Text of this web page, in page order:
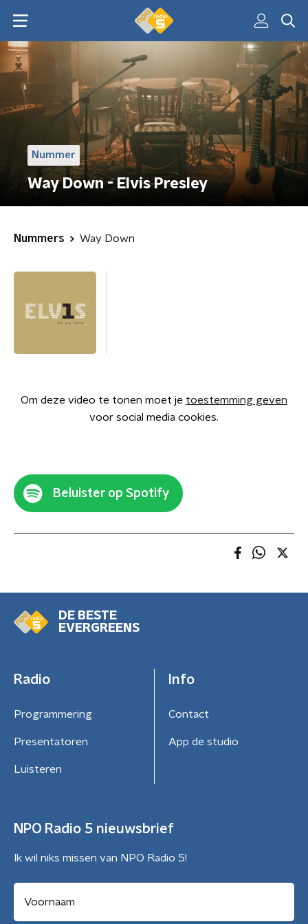
Nummer
Way Down - Elvis Presley
Nummers Way Down
Om deze video te tonen moet je toestemming geven
voor social media cookies.
Beluister op Spotify
DE BESTE
EVERGREENS
Radio
Programmering
Presentatoren
Luisteren
Info
Contact
App de studio
NPO Radio 5 nieuwsbrief
Ik wil niks missen van NPO Radio 5!